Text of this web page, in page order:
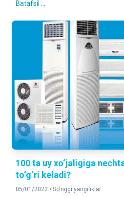
Batafsil ...
100 ta uy xo‘jaligiga
to‘g‘ri keladi?
05/01/2022 • So'nggi yangiliklar